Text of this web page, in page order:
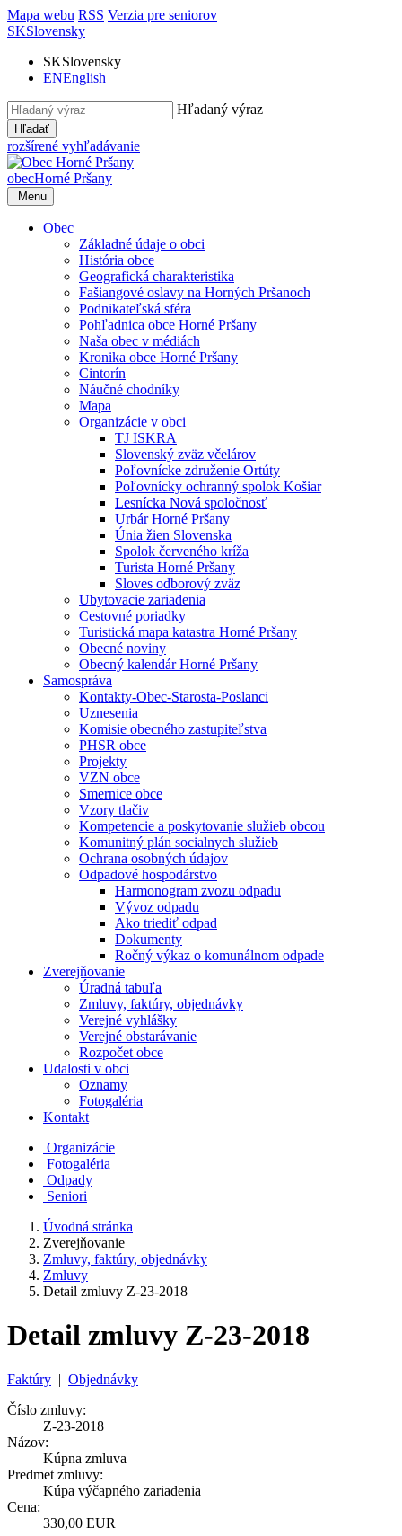
Mapa webu RSS Verzia pre seniorov
SKSlovensky
SKSlovensky
ENEnglish
Hľadaný výraz
Hľadať
rozšírené vyhľadávanie
obecHorné Pršany
Menu
Obec
Základné údaje o obci
História obce
Geografická charakteristika
Fašiangové oslavy na Horných Pršanoch
Podnikateľská sféra
Pohľadnica obce Horné Pršany
Naša obec v médiách
Kronika obce Horné Pršany
Cintorín
Náučné chodníky
Mapa
Organizácie v obci
TJ ISKRA
Slovenský zväz včelárov
Poľovnícke združenie Ortúty
Poľovnícky ochranný spolok Košiar
Lesnícka Nová spoločnosť
Urbár Horné Pršany
Únia žien Slovenska
Spolok červeného kríža
Turista Horné Pršany
Sloves odborový zväz
Ubytovacie zariadenia
Cestovné poriadky
Turistická mapa katastra Horné Pršany
Obecné noviny
Obecný kalendár Horné Pršany
Samospráva
Kontakty-Obec-Starosta-Poslanci
Uznesenia
Komisie obecného zastupiteľstva
PHSR obce
Projekty
VZN obce
Smernice obce
Vzory tlačiv
Kompetencie a poskytovanie služieb obcou
Komunitný plán socialnych služieb
Ochrana osobných údajov
Odpadové hospodárstvo
Harmonogram zvozu odpadu
Vývoz odpadu
Ako triediť odpad
Dokumenty
Ročný výkaz o komunálnom odpade
Zverejňovanie
Úradná tabuľa
Zmluvy, faktúry, objednávky
Verejné vyhlášky
Verejné obstarávanie
Rozpočet obce
Udalosti v obci
Oznamy
Fotogaléria
Kontakt
Organizácie
Fotogaléria
Odpady
Seniori
Úvodná stránka
Zverejňovanie
Zmluvy, faktúry, objednávky
Zmluvy
Detail zmluvy Z-23-2018
Detail zmluvy Z-23-2018
Faktúry | Objednávky
Číslo zmluvy:
Z-23-2018
Názov:
Kúpna zmluva
Predmet zmluvy:
Kúpa výčapného zariadenia
Cena:
330,00 EUR